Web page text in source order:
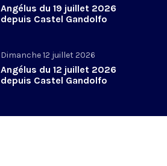
Angélus du 19 juillet 2026
depuis Castel Gandolfo
Dimanche 12 juillet 2026
Angélus du 12 juillet 2026
depuis Castel Gandolfo